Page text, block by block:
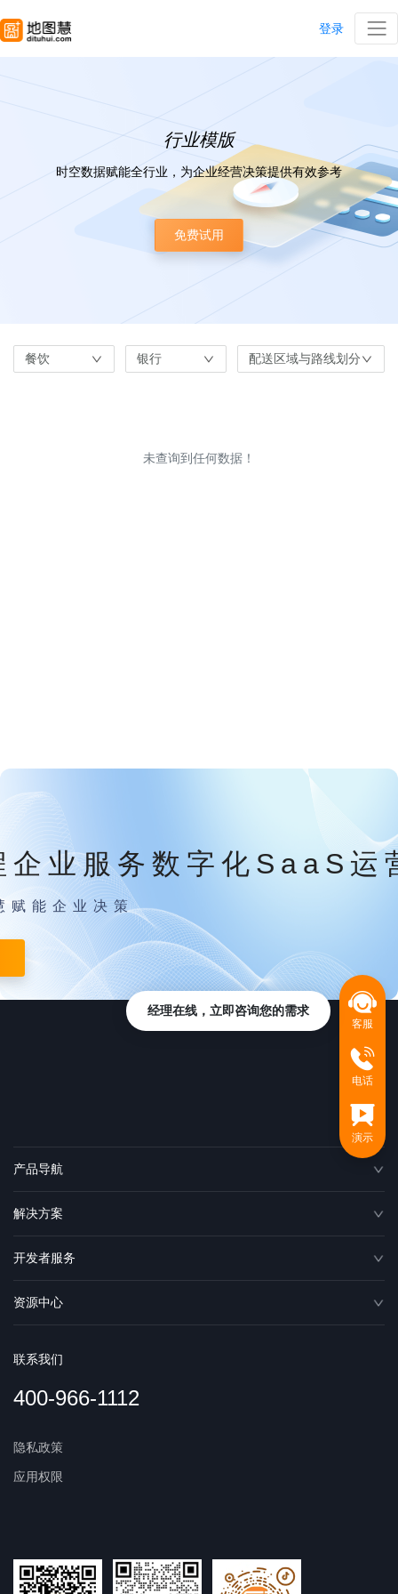
登录
行业模版
时空数据赋能全行业，为企业经营决策提供有效参考
免费试用
餐饮 银行 配送区域与路线划分
未查询到任何数据！
企业服务数字化SaaS运
赋能企业决策
产品导航
解决方案
开发者服务
资源中心
联系我们
400-966-1112
隐私政策
应用权限
客服
电话
演示
经理在线，立即咨询您的需求